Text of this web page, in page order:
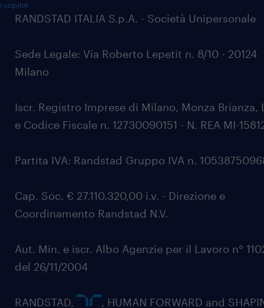
RANDSTAD ITALIA S.p.A. - Società Unipersonale
Sede Legale: Via Roberto Lepetit n. 8/10 - 20124
Milano
Iscr. Registro Imprese di Milano, Monza Brianza,
e Codice Fiscale n. 12730090151 - N. REA MI-
Partita IVA: Randstad Gruppo IVA n.
Cap. Soc. € 27.110.320,00 i.v. - Direzione e
Coordinamento Randstad N.V.
Aut. Min. e iscr. Albo Agenzie per il Lavoro n°
del 26/11/2004
RANDSTAD,
, HUMAN FORWARD and